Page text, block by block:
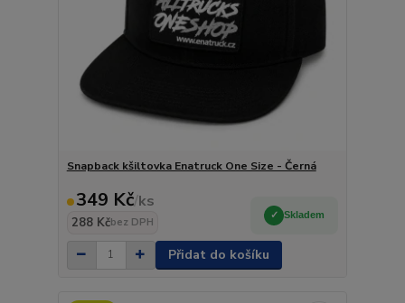
Snapback kšiltovka Enatruck One Size - Černá
349 Kč/ks
288 Kčbez DPH
Skladem
Přidat do košíku